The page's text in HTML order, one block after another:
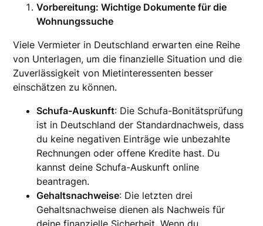
Vorbereitung: Wichtige Dokumente für die
Wohnungssuche
Viele Vermieter in Deutschland erwarten eine Reihe
von Unterlagen, um die finanzielle Situation und die
Zuverlässigkeit von Mietinteressenten besser
einschätzen zu können.
Schufa-Auskunft: Die Schufa-Bonitätsprüfung
ist in Deutschland der Standardnachweis, dass
du keine negativen Einträge wie unbezahlte
Rechnungen oder offene Kredite hast. Du
kannst deine Schufa-Auskunft online
beantragen.
Gehaltsnachweise: Die letzten drei
Gehaltsnachweise dienen als Nachweis für